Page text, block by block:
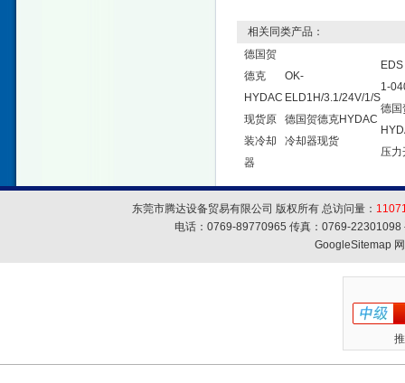
相关同类产品：
德国贺
德克
HYDAC
现货原
装冷却
器
OK-
ELD1H/3.1/24V/1/S
德国贺德克HYDAC
冷却器现货
1-
德国
压力
东莞市腾达设备贸易有限公司 版权所有 总访问量：
电话：0769-89770965 传真：0769-
GoogleSitemap网